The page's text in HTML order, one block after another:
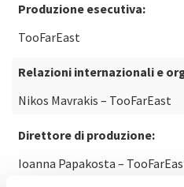
Produzione esecutiva:
TooFarEast
Relazioni internazionali e
Nikos Mavrakis – TooFarEast
Direttore di produzione:
Ioanna Papakosta –